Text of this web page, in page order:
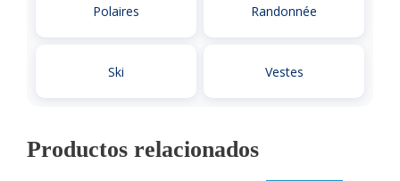
Polaires Randonnée
Ski Vestes
Productos relacionados